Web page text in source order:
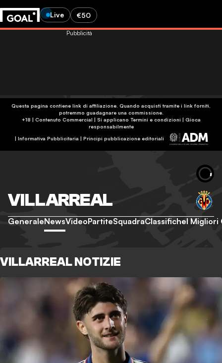
Live €50
Questa pagina contiene link di affiliazione. Quando acquisti tramite i link forniti,
potremmo guadagnare una commissione.
+18 | Contenuto Commercial | Si applicano Termini e condizioni | Gioca
responsabilmente
| Informativa Pubblicitaria | Principi pubblicazione editoriali
Pubblicità
VILLARREAL
GeneraleNewsVideoPartiteSquadraClassificheI Migliori
VILLARREAL NOTIZIE